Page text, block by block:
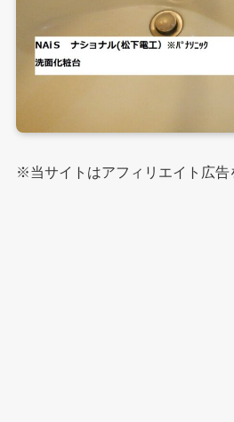
※当サイトはアフィリエイト広告